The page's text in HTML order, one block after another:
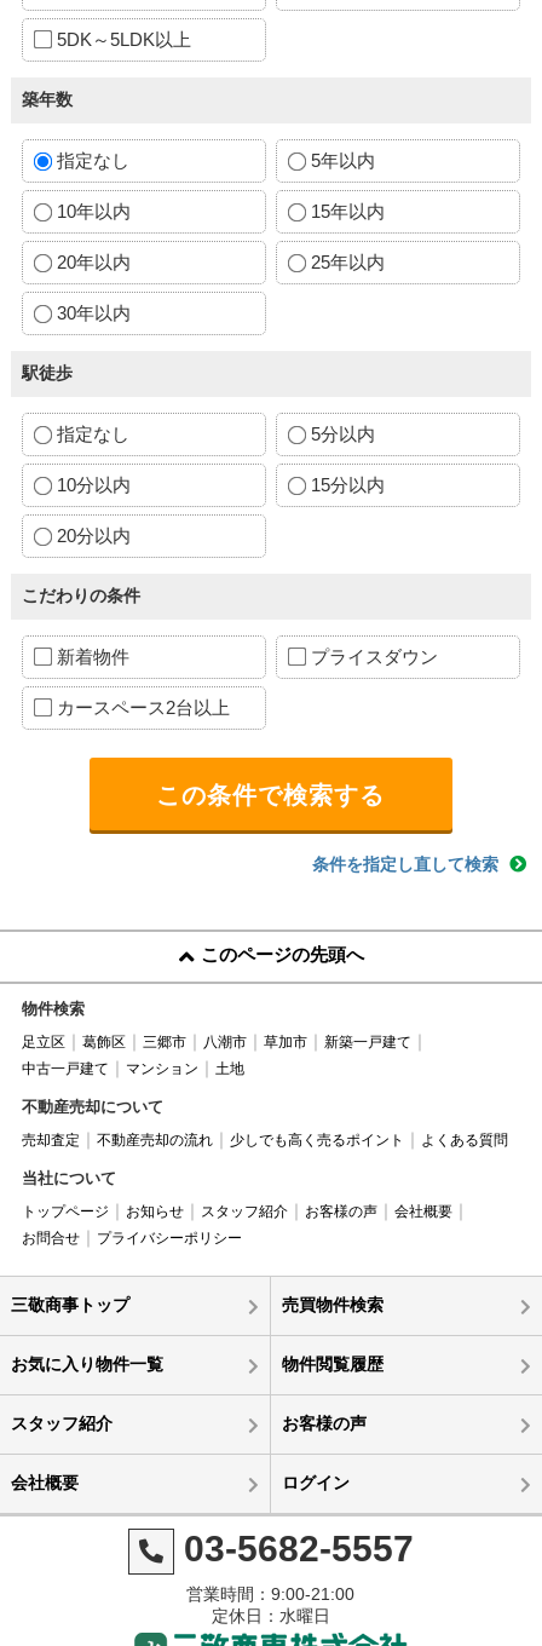
5DK～5LDK以上
築年数
指定なし 5年以内
10年以内 15年以内
20年以内 25年以内
30年以内
駅徒歩
指定なし 5分以内
10分以内 15分以内
20分以内
こだわりの条件
新着物件 プライスダウン
カースペース2台以上
条件を指定し直して検索
このページの先頭へ
物件検索
足立区 葛飾区 三郷市 八潮市 草加市
新築一戸建て
中古一戸建て
マンション 土地
不動産売却について
売却査定 不動産売却の流れ 少しでも高く売るポイント よくある質問
当社について
トップページ お知らせ スタッフ紹介 お客様の声
会社概要
お問合せ
プライバシーポリシー
三敬商事トップ 売買物件検索
お気に入り物件一覧 物件閲覧履歴
スタッフ紹介 お客様の声
会社概要 ログイン
03-5682-5557
営業時間：9:00-21:00
定休日：水曜日